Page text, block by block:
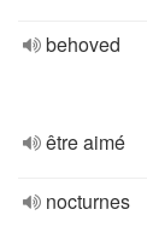
behoved
être aimé
nocturnes